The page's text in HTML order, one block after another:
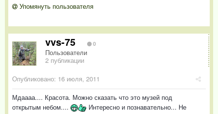
Упомянуть пользователя
vvs-75 0
Пользователи
2 публикации
Опубликовано: 16 июля, 2011
Мдаааа.... Красота. Можно сказать что это музей под
открытым небом....
Интересно и познавательно... Не